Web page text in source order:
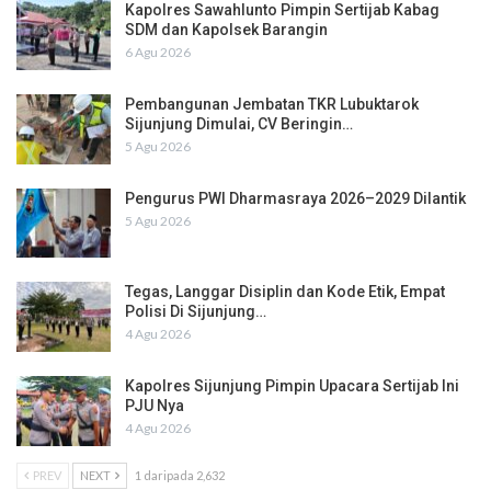
Kapolres Sawahlunto Pimpin Sertijab Kabag
SDM dan Kapolsek Barangin
6 Agu 2026
Pembangunan Jembatan TKR Lubuktarok
Sijunjung Dimulai, CV Beringin…
5 Agu 2026
Pengurus PWI Dharmasraya 2026–2029 Dilantik
5 Agu 2026
Tegas, Langgar Disiplin dan Kode Etik, Empat
Polisi Di Sijunjung…
4 Agu 2026
Kapolres Sijunjung Pimpin Upacara Sertijab Ini
PJU Nya
4 Agu 2026
PREV NEXT 1 daripada 2,632